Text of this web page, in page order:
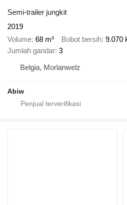
Semi-trailer jungkit
2019
Volume 68 m³ Bobot bersih 9.070
Jumlah gandar 3
Belgia, Morlanwelz
Abiw